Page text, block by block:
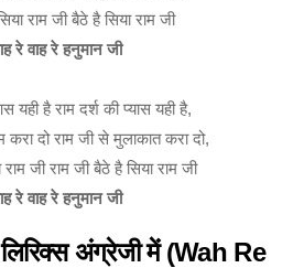
राम जी बैठे है सिया राम जी
रे वाह रे हनुमान जी
यही है राम दर्श की प्यास यही है,
करा दो राम जी से मुलाकात करा दो,
जी राम जी बैठे है सिया राम जी
रे वाह रे हनुमान जी
लिरिक्स अंग्रेजी में (Wah Re